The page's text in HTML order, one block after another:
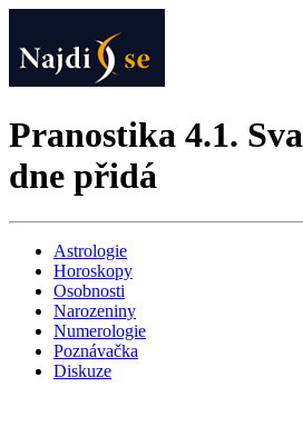
Pranostika 4.1.
dne přidá
Astrologie
Horoskopy
Osobnosti
Narozeniny
Numerologie
Poznávačka
Diskuze